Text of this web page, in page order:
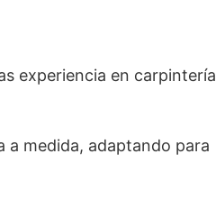
experiencia en carpintería
a medida, adaptando para